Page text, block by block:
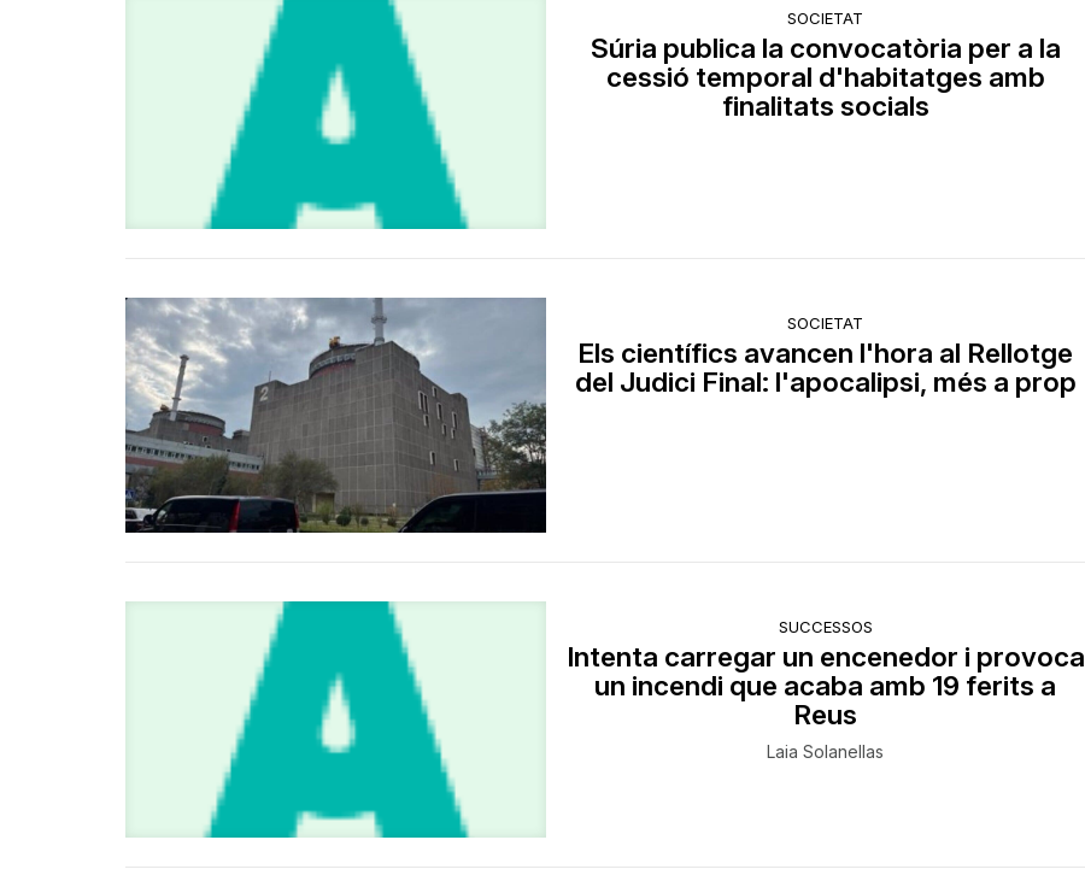
SOCIETAT
Súria publica la convocatòria per a la
cessió temporal d'habitatges amb
finalitats socials
SOCIETAT
Els científics avancen l'hora al Rellotge
del Judici Final: l'apocalipsi, més a prop
SUCCESSOS
Intenta carregar un encenedor i provoca
un incendi que acaba amb 19 ferits a
Reus
Laia Solanellas